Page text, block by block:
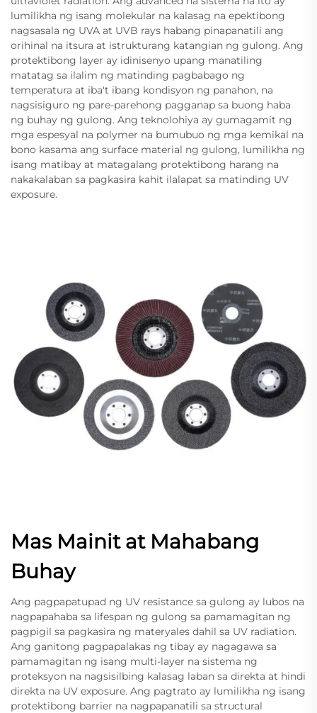
lumilikha ng isang molekular na kalasag na epektibong
nagsasala ng UVA at UVB rays habang pinapanatili ang
orihinal na itsura at istrukturang katangian ng gulong. Ang
protektibong layer ay idinisenyo upang manatiling
matatag sa ilalim ng matinding pagbabago ng
temperatura at iba't ibang kondisyon ng panahon, na
nagsisiguro ng pare-parehong pagganap sa buong haba
ng buhay ng gulong. Ang teknolohiya ay gumagamit ng
mga espesyal na polymer na bumubuo ng mga kemikal na
bono kasama ang surface material ng gulong, lumilikha ng
isang matibay at matagalang protektibong harang na
nakakalaban sa pagkasira kahit ilalapat sa matinding UV
exposure.
Mas Mainit at Mahabang
Buhay
Ang pagpapatupad ng UV resistance sa gulong ay lubos na
nagpapahaba sa lifespan ng gulong sa pamamagitan ng
pagpigil sa pagkasira ng materyales dahil sa UV radiation.
Ang ganitong pagpapalakas ng tibay ay nagagawa sa
pamamagitan ng isang multi-layer na sistema ng
proteksyon na nagsisilbing kalasag laban sa direkta at hindi
direkta na UV exposure. Ang pagtrato ay lumilikha ng isang
protektibong barrier na nagpapanatili sa structural